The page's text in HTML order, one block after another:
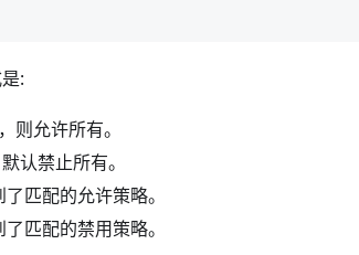
:
则允许所有。
认禁止所有。
匹配的允许策略。
匹配的禁用策略。